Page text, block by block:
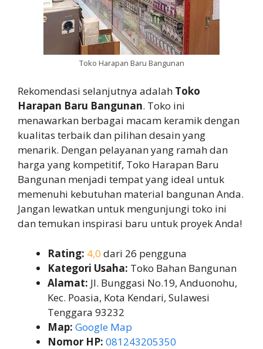
Toko Harapan Baru Bangunan
Rekomendasi selanjutnya adalah Toko
Harapan Baru Bangunan. Toko ini
menawarkan berbagai macam keramik dengan
kualitas terbaik dan pilihan desain yang
menarik. Dengan pelayanan yang ramah dan
harga yang kompetitif, Toko Harapan Baru
Bangunan menjadi tempat yang ideal untuk
memenuhi kebutuhan material bangunan Anda.
Jangan lewatkan untuk mengunjungi toko ini
dan temukan inspirasi baru untuk proyek Anda!
Rating: 4,0 dari 26 pengguna
Kategori Usaha: Toko Bahan Bangunan
Alamat: Jl. Bunggasi No.19, Anduonohu,
Kec. Poasia, Kota Kendari, Sulawesi
Tenggara 93232
Map: Google Map
Nomor HP: 081243205350